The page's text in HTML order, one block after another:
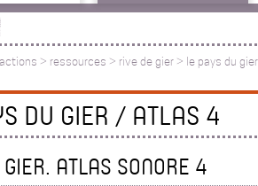
> ressources > rive de gier > le pays du
DU GIER / ATLAS 4
ATLAS SONORE 4